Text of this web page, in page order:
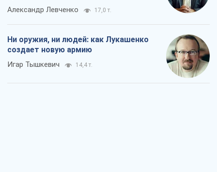
Александр Левченко 17,0 т.
Ни оружия, ни людей: как Лукашенко
создает новую армию
Игар Тышкевич 14,4 т.